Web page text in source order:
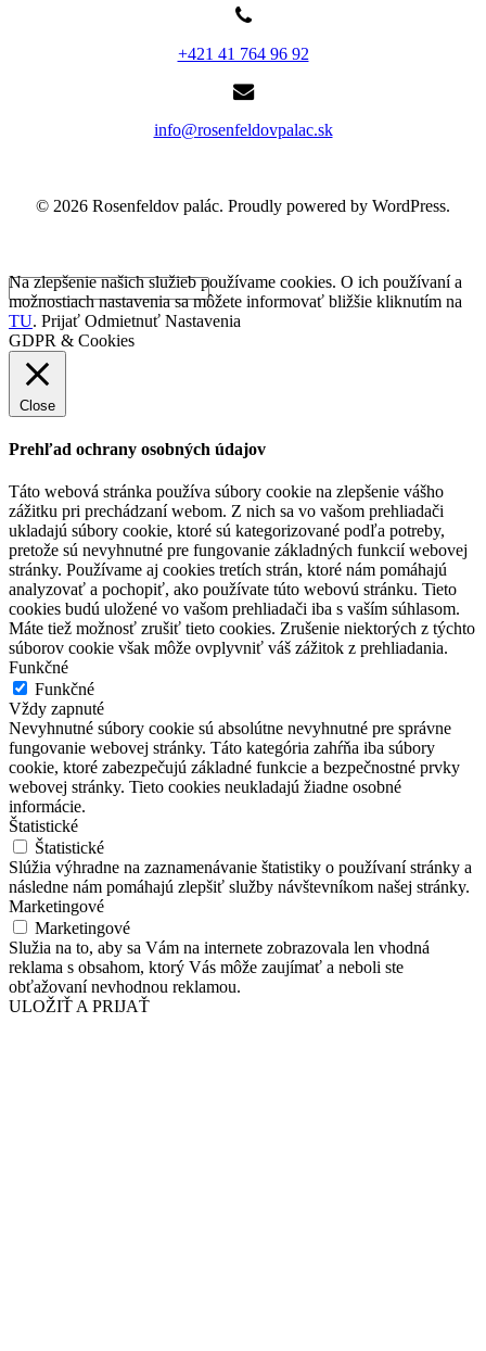
+421 41 764 96 92
info@rosenfeldovpalac.sk
© 2026 Rosenfeldov palác. Proudly powered by WordPress.
Na zlepšenie našich služieb používame cookies. O ich používaní a
možnostiach nastavenia sa môžete informovať bližšie kliknutím na
TU. Prijať Odmietnuť Nastavenia
GDPR & Cookies
Close
Prehľad ochrany osobných údajov
Táto webová stránka používa súbory cookie na zlepšenie vášho
zážitku pri prechádzaní webom. Z nich sa vo vašom prehliadači
ukladajú súbory cookie, ktoré sú kategorizované podľa potreby,
pretože sú nevyhnutné pre fungovanie základných funkcií webovej
stránky. Používame aj cookies tretích strán, ktoré nám pomáhajú
analyzovať a pochopiť, ako používate túto webovú stránku. Tieto
cookies budú uložené vo vašom prehliadači iba s vaším súhlasom.
Máte tiež možnosť zrušiť tieto cookies. Zrušenie niektorých z týchto
súborov cookie však môže ovplyvniť váš zážitok z prehliadania.
Funkčné
Funkčné
Vždy zapnuté
Nevyhnutné súbory cookie sú absolútne nevyhnutné pre správne
fungovanie webovej stránky. Táto kategória zahŕňa iba súbory
cookie, ktoré zabezpečujú základné funkcie a bezpečnostné prvky
webovej stránky. Tieto cookies neukladajú žiadne osobné
informácie.
Štatistické
Štatistické
Slúžia výhradne na zaznamenávanie štatistiky o používaní stránky a
následne nám pomáhajú zlepšiť služby návštevníkom našej stránky.
Marketingové
Marketingové
Služia na to, aby sa Vám na internete zobrazovala len vhodná
reklama s obsahom, ktorý Vás môže zaujímať a neboli ste
obťažovaní nevhodnou reklamou.
ULOŽIŤ A PRIJAŤ